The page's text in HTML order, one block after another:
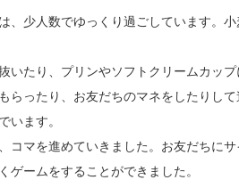
少人数でゆっくり過ごしています。小
たり、プリンやソフトクリームカッ
らったり、お友だちのマネをしたりし
います。
マを進めていきました。お友だちに
ゲームをすることができました。